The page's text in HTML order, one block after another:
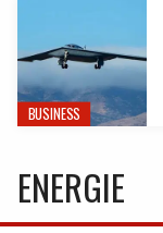
BUSINESS
ENERGIE